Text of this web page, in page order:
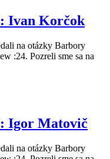
Ivan Korčok
na otázky Barbory
:24. Pozreli sme sa na
Igor Matovič
na otázky Barbory